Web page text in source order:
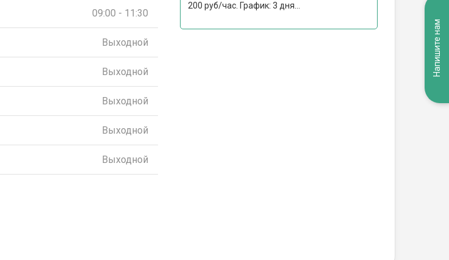
09:00 - 11:30
Выходной
Выходной
Выходной
Выходной
Выходной
200 руб/час. График: 3 дня...
Напишите нам